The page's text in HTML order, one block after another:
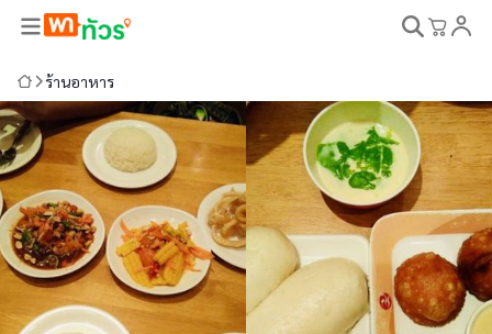
ร้านอาหาร